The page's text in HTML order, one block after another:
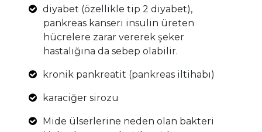
diyabet (özellikle tip 2 diyabet),
pankreas kanseri insulin üreten
hücrelere zarar vererek şeker
hastalığına da sebep olabilir.
kronik pankreatit (pankreas iltihabı)
karaciğer sirozu
Mide ülserlerine neden olan bakteri